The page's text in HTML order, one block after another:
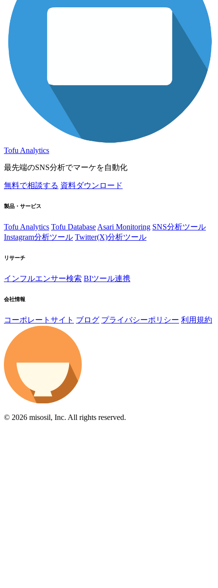
Tofu Analytics
最先端のSNS分析でマーケを自動化
無料で相談する 資料ダウンロード
製品・サービス
Tofu Analytics Tofu Database Asari Monitoring SNS分析ツール
Instagram分析ツール Twitter(X)分析ツール
リサーチ
インフルエンサー検索 BIツール連携
会社情報
コーポレートサイト ブログ プライバシーポリシー 利用規約
© 2026 misosil, Inc. All rights reserved.